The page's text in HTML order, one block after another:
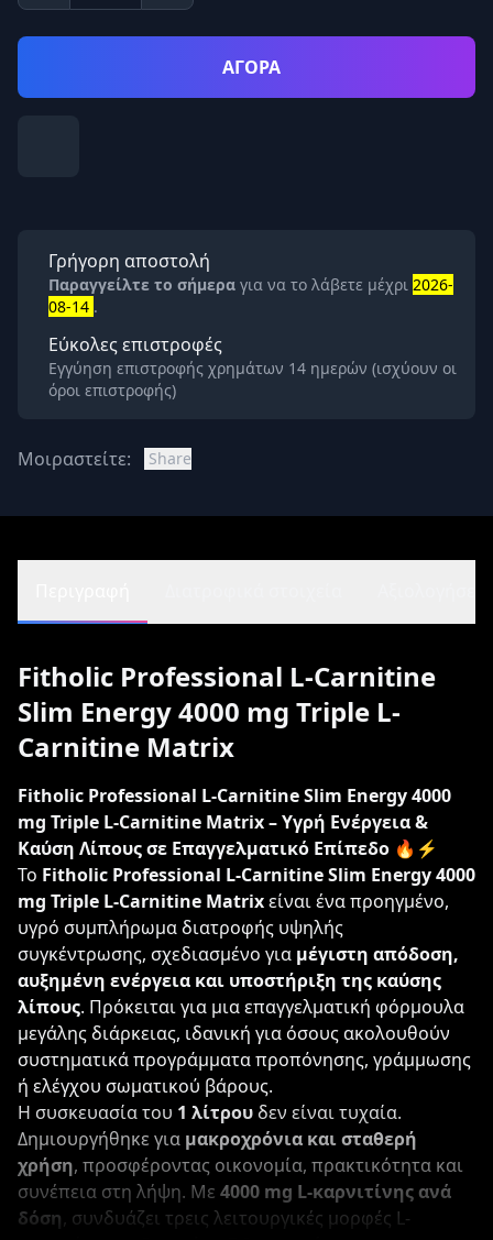
ΑΓΟΡΑ
Γρήγορη αποστολή
Παραγγείλτε το σήμερα για να το λάβετε μέχρι 2026-
08-14 .
Εύκολες επιστροφές
Εγγύηση επιστροφής χρημάτων 14 ημερών (ισχύουν οι
όροι επιστροφής)
Μοιραστείτε: Share
Fitholic Professional L-Carnitine
Slim Energy 4000 mg Triple L-
Carnitine Matrix
Fitholic Professional L-Carnitine Slim Energy 4000
mg Triple L-Carnitine Matrix – Υγρή Ενέργεια &
Καύση Λίπους σε Επαγγελματικό Επίπεδο 🔥⚡
Το Fitholic Professional L-Carnitine Slim Energy 4000
mg Triple L-Carnitine Matrixείναι ένα προηγμένο,
υγρό συμπλήρωμα διατροφής υψηλής
συγκέντρωσης, σχεδιασμένο για μέγιστη απόδοση,
αυξημένη ενέργεια και υποστήριξη της καύσης
λίπους. Πρόκειται για μια επαγγελματική φόρμουλα
μεγάλης διάρκειας, ιδανική για όσους ακολουθούν
συστηματικά προγράμματα προπόνησης, γράμμωσης
ή ελέγχου σωματικού βάρους.
Η συσκευασία του 1 λίτρου δεν είναι τυχαία.
Δημιουργήθηκε για μακροχρόνια και σταθερή
χρήση, προσφέροντας οικονομία, πρακτικότητα και
συνέπεια στη λήψη. Με 4000 mg L-καρνιτίνης ανά
δόση, συνδυάζει τρεις λειτουργικές μορφές L-